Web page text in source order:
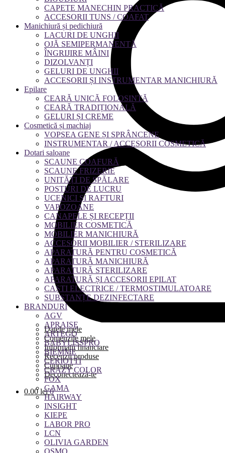
Datele mele
Comenzile mele
Informații financiare
Recenzii produse
Cupoane
Deconectează-te
0.00lei 0
CAPETE MANECHIN PRACTICĂ
ACCESORII TUNS / COAFAT
Manichiură și pedichiură
LACURI DE UNGHII
OJĂ SEMIPERMANENTĂ
ÎNGRIJIRE MÂINI
DIZOLVANȚI
GELURI DE UNGHII
ACCESORII ȘI INSTRUMENTAR MANICHIURĂ
Epilare
CEARĂ UNICĂ FOLOSINTĂ
CEARĂ TRADIȚIONALĂ
GELURI ȘI CREME
Cosmetică și machiaj
VOPSEA GENE ȘI SPRÂNCENE
INSTRUMENTAR / ACCESORII COSMETICĂ
Dotari saloane
SCAUNE COAFURĂ
SCAUNE FRIZERIE
UNITĂȚI DE SPĂLARE
POSTURI DE LUCRU
UCENICI ȘI RAFTURI
VAPOZOANE
CANAPELE ȘI RECEPȚII
MOBILIER COSMETICĂ
MOBILIER MANICHIURĂ
ACCESORII MOBILIER / STERILIZARE
APARATURĂ PENTRU COSMETICĂ
APARATURĂ MANICHIURĂ
APARATURĂ STERILIZARE
APARATURĂ ȘI ACCESORII EPILAT
CAȘTI ELECTRICE / TERMOSTIMULATOARE
SUBSTANȚE DEZINFECTARE
BRANDURI
AGV
APRAISE
ARTEGO
BABYLISSPRO
BIEMME
CERIOTTI
CRAZY COLOR
FOX
GAMA
HAIRWAY
INSIGHT
KIEPE
LABOR PRO
LCN
OLIVIA GARDEN
OSMO